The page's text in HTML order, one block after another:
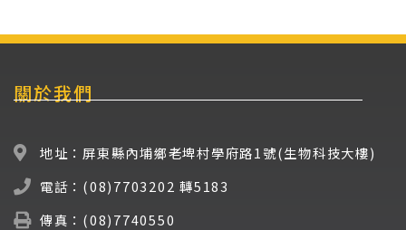
關於我們
地址：屏東縣內埔鄉老埤村學府路1號(生物科技大樓)
電話：(08)7703202 轉5183
傳真：(08)7740550